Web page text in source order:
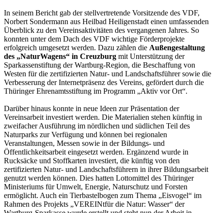
In seinem Bericht gab der stellvertretende Vorsitzende des VDF,
Norbert Sondermann aus Heilbad Heiligenstadt einen umfassenden
Überblick zu den Vereinsaktivitäten des vergangenen Jahres. So
konnten unter dem Dach des VDF wichtige Förderprojekte
erfolgreich umgesetzt werden. Dazu zählen die Außengestaltung
des „NaturWagens“ in Creuzburg mit Unterstützung der
Sparkassenstiftung der Wartburg-Region, die Beschaffung von
Westen für die zertifizierten Natur- und Landschaftsführer sowie die
Verbesserung der Internetpräsenz des Vereins, gefördert durch die
Thüringer Ehrenamtsstiftung im Programm „Aktiv vor Ort“.
Darüber hinaus konnte in neue Ideen zur Präsentation der
Vereinsarbeit investiert werden. Die Materialien stehen künftig in
zweifacher Ausführung im nördlichen und südlichen Teil des
Naturparks zur Verfügung und können bei regionalen
Veranstaltungen, Messen sowie in der Bildungs- und
Öffentlichkeitsarbeit eingesetzt werden. Ergänzend wurde in
Rucksäcke und Stoffkarten investiert, die künftig von den
zertifizierten Natur- und Landschaftsführern in ihrer Bildungsarbeit
genutzt werden können. Dies hatten Lottomittel des Thüringer
Ministeriums für Umwelt, Energie, Naturschutz und Forsten
ermöglicht. Auch ein Tierbastelbogen zum Thema „Eisvogel“ im
Rahmen des Projekts „VEREINtfür die Natur: Wasser“ der